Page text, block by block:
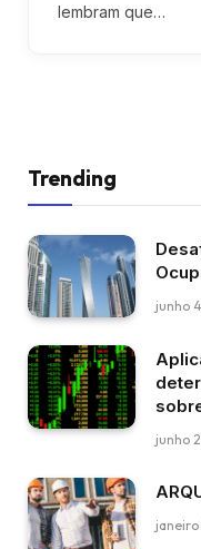
lembram que…
Trending
junho
junho